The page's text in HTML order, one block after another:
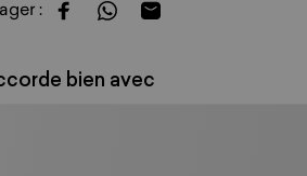
:
Partager sur Facebook
Partager sur WhatsApp
Partager par courriel
bien avec